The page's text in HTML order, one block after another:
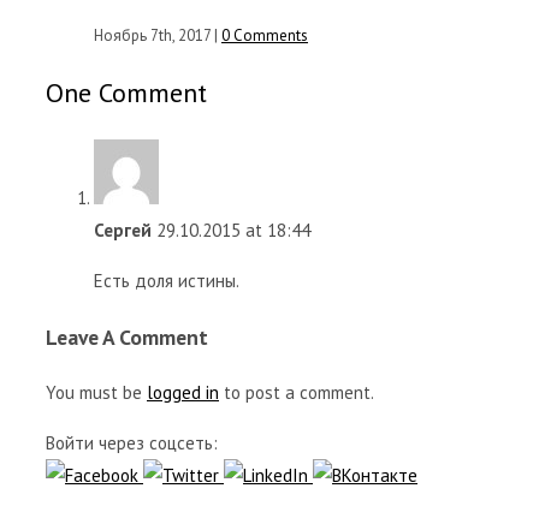
Ноябрь 7th, 2017 | 0 Comments
One Comment
Сергей 29.10.2015 at 18:44
Есть доля истины.
Leave A Comment
You must be logged in to post a comment.
Войти через соцсеть: